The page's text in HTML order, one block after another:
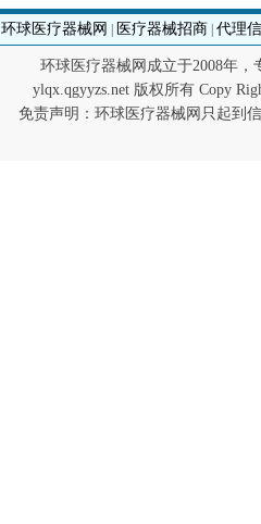
环球医疗器械网 医疗器械招商 代理
环球医疗器械网成立于2008年
ylqx.qgyyzs.net 版权所有 Copy
免责声明：环球医疗器械网只起到